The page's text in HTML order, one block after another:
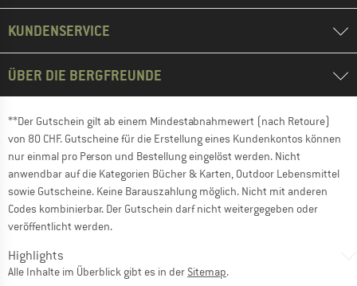
KUNDENSERVICE
ÜBER DIE BERGFREUNDE
**Der Gutschein gilt ab einem Mindestabnahmewert (nach Retoure)
von 80 CHF. Gutscheine für die Erstellung eines Kundenkontos können
nur einmal pro Person und Bestellung eingelöst werden. Nicht
anwendbar auf die Kategorien Bücher & Karten, Outdoor Lebensmittel
sowie Gutscheine. Keine Barauszahlung möglich. Nicht mit anderen
Codes kombinierbar. Der Gutschein darf nicht weitergegeben oder
veröffentlicht werden.
Highlights
Alle Inhalte im Überblick gibt es in der Sitemap.